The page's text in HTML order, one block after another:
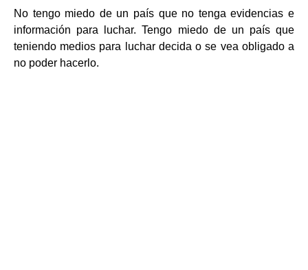
No tengo miedo de un país que no tenga evidencias e
información para luchar. Tengo miedo de un país que
teniendo medios para luchar decida o se vea obligado a
no poder hacerlo.